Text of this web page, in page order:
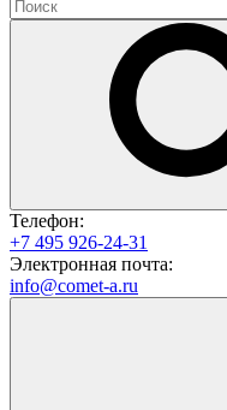
Телефон:
+7 495 926-24-31
Электронная почта:
info@comet-a.ru